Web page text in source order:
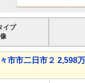
イプ
市市二日市２ 2,598